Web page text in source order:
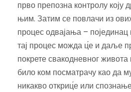
прво препозна контролу коју
њим. Затим се повлачи из
процес одвајања – појединац
тај процес можда ц́е и даље
покрете свакодневног живота
било ком посматрачу као да
никакво откриц́е или